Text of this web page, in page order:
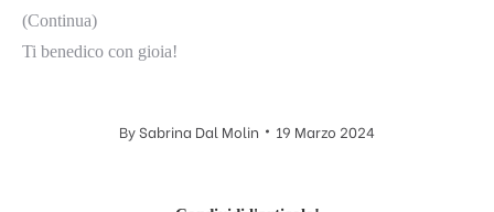
(Continua)
Ti benedico con gioia!
BySabrina Dal Molin 19 Marzo 2024